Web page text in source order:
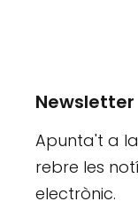
Newsletter
Apunta't a
rebre les
electrònic.